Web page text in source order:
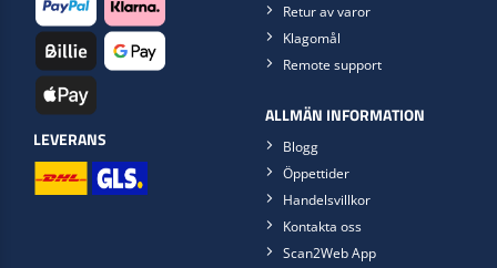
LEVERANS
Retur av varor
Klagomål
Remote support
ALLMÄN INFORMATION
Blogg
Öppettider
Handelsvillkor
Kontakta oss
Scan2Web App